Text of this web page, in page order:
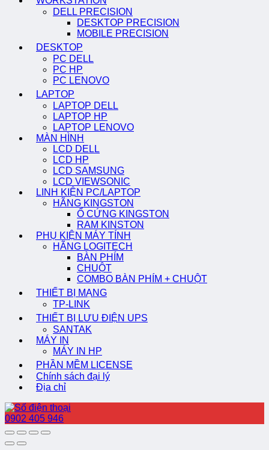
DELL PRECISION
DESKTOP PRECISION
MOBILE PRECISION
DESKTOP
PC DELL
PC HP
PC LENOVO
LAPTOP
LAPTOP DELL
LAPTOP HP
LAPTOP LENOVO
MÀN HÌNH
LCD DELL
LCD HP
LCD SAMSUNG
LCD VIEWSONIC
LINH KIỆN PC/LAPTOP
HÃNG KINGSTON
Ổ CỨNG KINGSTON
RAM KINSTON
PHỤ KIỆN MÁY TÍNH
HÃNG LOGITECH
BÀN PHÍM
CHUỘT
COMBO BÀN PHÍM + CHUỘT
THIẾT BỊ MẠNG
TP-LINK
THIẾT BỊ LƯU ĐIỆN UPS
SANTAK
MÁY IN
MÁY IN HP
PHẦN MỀM LICENSE
Chính sách đại lý
Địa chỉ
0902 405 946